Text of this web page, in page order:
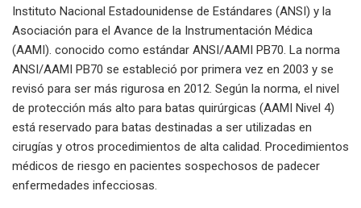
Instituto Nacional Estadounidense de Estándares (ANSI) y la
Asociación para el Avance de la Instrumentación Médica
(AAMI). conocido como estándar ANSI/AAMI PB70. La norma
ANSI/AAMI PB70 se estableció por primera vez en 2003 y se
revisó para ser más rigurosa en 2012. Según la norma, el nivel
de protección más alto para batas quirúrgicas (AAMI Nivel 4)
está reservado para batas destinadas a ser utilizadas en
cirugías y otros procedimientos de alta calidad. Procedimientos
médicos de riesgo en pacientes sospechosos de padecer
enfermedades infecciosas.